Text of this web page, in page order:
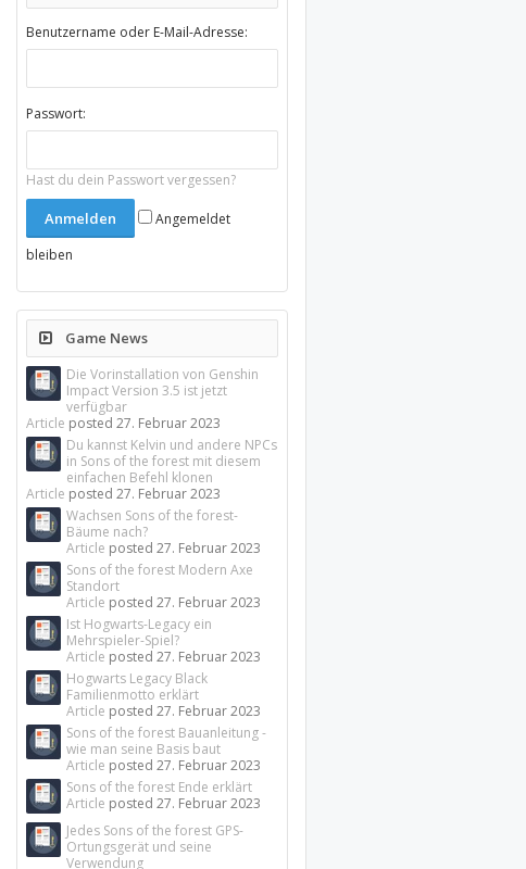
Benutzername oder E-Mail-Adresse:
Passwort:
Hast du dein Passwort vergessen?
Angemeldet
bleiben
Game News
Die Vorinstallation von Genshin
Impact Version 3.5 ist jetzt
verfügbar
Article posted27. Februar 2023
Du kannst Kelvin und andere NPCs
in Sons of the forest mit diesem
einfachen Befehl klonen
Article posted27. Februar 2023
Wachsen Sons of the forest-
Bäume nach?
Article posted27. Februar 2023
Sons of the forest Modern Axe
Standort
Article posted27. Februar 2023
Ist Hogwarts-Legacy ein
Mehrspieler-Spiel?
Article posted27. Februar 2023
Hogwarts Legacy Black
Familienmotto erklärt
Article posted27. Februar 2023
Sons of the forest Bauanleitung -
wie man seine Basis baut
Article posted27. Februar 2023
Sons of the forest Ende erklärt
Article posted27. Februar 2023
Jedes Sons of the forest GPS-
Ortungsgerät und seine
Verwendung